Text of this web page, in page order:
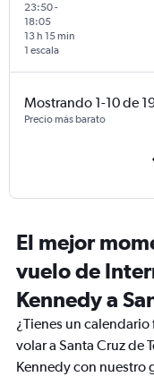
23:50-
18:05
1 escala
13 h 15 min
Mostrando 1-10 de
Precio más barato
El mejor
vuelo de
Kennedy a
¿Tienes un
volar a Santa Cruz de
Kennedy con nuestro